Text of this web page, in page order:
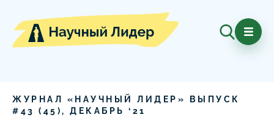
ЖУРНАЛ «НАУЧНЫЙ ЛИДЕР» ВЫПУСК
# 43 ( 45 ), ДЕКАБРЬ ‘ 21